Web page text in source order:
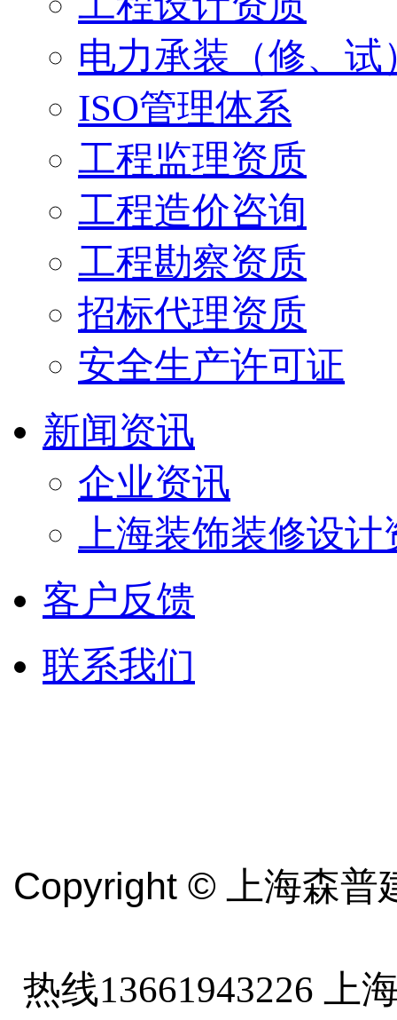
电力承装（修、试
ISO管理体系
工程监理资质
工程造价咨询
工程勘察资质
招标代理资质
安全生产许可证
新闻资讯
企业资讯
上海装饰装修设
客户反馈
联系我们
Copyright © 上海森
热线13661943226 上